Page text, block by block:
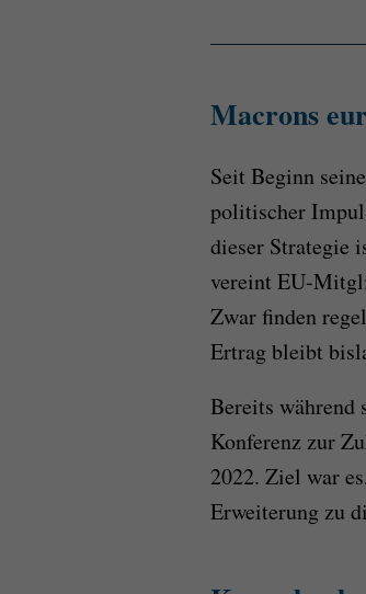
Macrons
Seit Beginn
politischer
dieser Strategie
vereint EU-
Zwar finden
Ertrag bleibt
Bereits während
Konferenz zur
2022. Ziel war
Erweiterung zu